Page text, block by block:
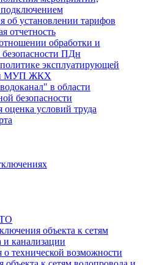
об установлении тарифов
отчетность
обработки и
безопасности ПДн
эксплуатирующей
МУП ЖКХ
в области
безопасности
оценка условий труда
объекта к сетям
и канализации
технической возможности